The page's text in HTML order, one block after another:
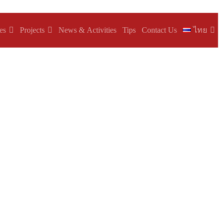
Projects News & Activities Tips Contact Us ไทย